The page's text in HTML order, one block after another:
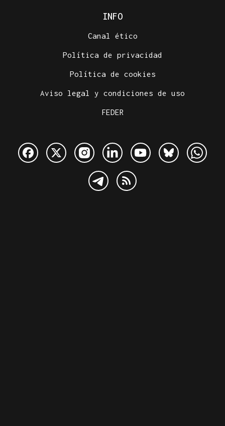
INFO
Canal ético
Política de privacidad
Política de cookies
Aviso legal y condiciones de uso
FEDER